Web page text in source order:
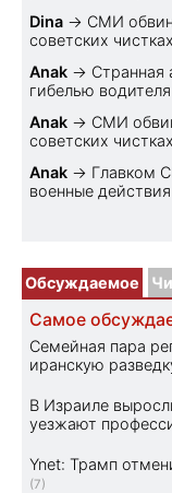
Dina → СМИ
советских
Anak → Странная
гибелью водителя
Anak → СМИ
советских
Anak → Главком
военные
Обсуждаемое
Самое
Семейная пара
иранскую
В Израиле
уезжают
Ynet: Трамп
(7)